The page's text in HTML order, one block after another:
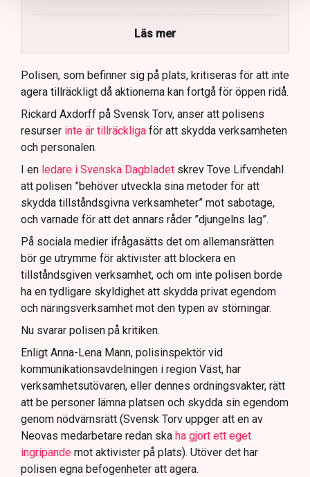
40 personer misstänks med cirka 120
brottsmisstankar kopplade.
Polisen använder drönare och uniformerad polis
för att dokumentera bevis.
Samtidigt är polisarbetet komplext när det gäller
att navigera juridiska rättigheter och gränser.
Läs mer
Polisen, som befinner sig på plats, kritiseras för att inte
agera tillräckligt då aktionerna kan fortgå för öppen ridå.
Rickard Axdorff på Svensk Torv, anser att polisens
resurser inte är tillräckliga för att skydda verksamheten
och personalen.
I en ledare i Svenska Dagbladet skrev Tove Lifvendahl
att polisen ”behöver utveckla sina metoder för att
skydda tillståndsgivna verksamheter” mot sabotage,
och varnade för att det annars råder ”djungelns lag”.
På sociala medier ifrågasätts det om allemansrätten
bör ge utrymme för aktivister att blockera en
tillståndsgiven verksamhet, och om inte polisen borde
ha en tydligare skyldighet att skydda privat egendom
och näringsverksamhet mot den typen av störningar.
Nu svarar polisen på kritiken.
Enligt Anna-Lena Mann, polisinspektör vid
kommunikationsavdelningen i region Väst, har
verksamhetsutövaren, eller dennes ordningsvakter, rätt
att be personer lämna platsen och skydda sin egendom
genom nödvärnsrätt (Svensk Torv uppger att en av
Neovas medarbetare redan ska ha gjort ett eget
ingripande mot aktivister på plats). Utöver det har
polisen egna befogenheter att agera.